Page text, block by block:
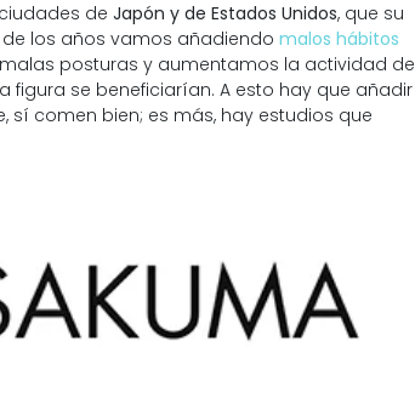
de Japón y de Estados Unidos, que su
los años vamos añadiendo malos hábitos
posturas y aumentamos la actividad de
figura se beneficiarían. A esto hay que añadir
sí comen bien; es más, hay estudios que
uno de los productos de
bienestar más buscados